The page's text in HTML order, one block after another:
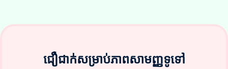
ជឿជាក់សម្រាប់ភាពសាមញ្ញទូទៅ